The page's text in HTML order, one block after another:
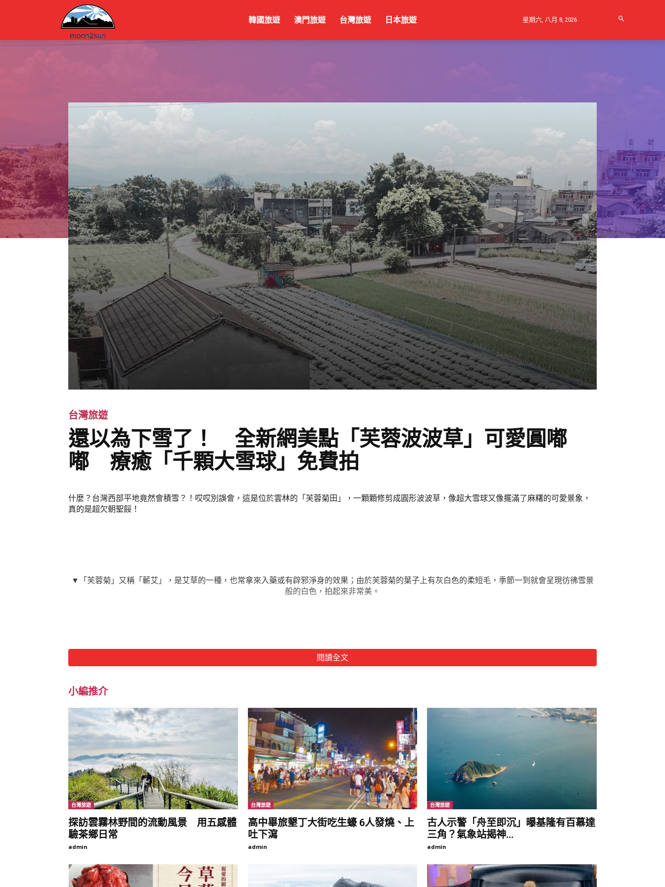
韓國旅遊 澳門旅遊 台灣旅遊 日本旅遊 星期六, 八月 8, 2026
台灣旅遊
還以為下雪了！ 全新網美點「芙蓉波波草」可愛圓嘟
嘟 療癒「千顆大雪球」免費拍
什麼？台灣西部平地竟然會積雪？！哎哎別誤會，這是位於雲林的「芙蓉菊田」，一顆顆修剪成圓形波波草，像超大雪球又像擺滿了麻糬的可愛景象，
真的是超欠朝聖餒！
▼「芙蓉菊」又稱「蘄艾」，是艾草的一種，也常拿來入藥或有辟邪淨身的效果；由於芙蓉菊的葉子上有灰白色的柔短毛，季節一到就會呈現彷彿雪景
般的白色，拍起來非常美。
閱讀全文
小編推介
台灣旅遊
探訪雲霧林野間的流動風景 用五感體
驗茶鄉日常
admin
台灣旅遊
高中畢旅墾丁大街吃生蠔 6人發燒、上
吐下瀉
admin
台灣旅遊
古人示警「舟至即沉」曝基隆有百慕達
三角？氣象站揭神...
admin